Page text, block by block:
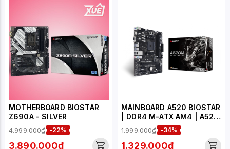
MOTHERBOARD BIOSTAR
Z690A - SILVER
4.999.000₫ -22%
3.890.000₫
MAINBOARD A520 BIOSTAR
| DDR4 M-ATX AM4 | A520
1.999.000₫ -34%
1.329.000₫